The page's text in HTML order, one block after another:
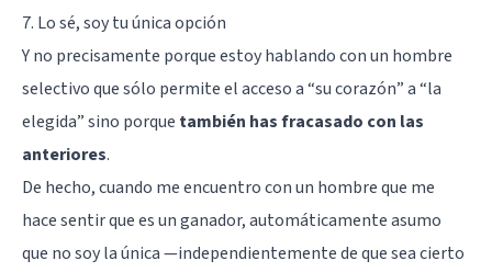
7. Lo sé, soy tu única opción
Y no precisamente porque estoy hablando con un hombre
selectivo que sólo permite el acceso a “su corazón” a “la
elegida” sino porque también has fracasado con las
anteriores.
De hecho, cuando me encuentro con un hombre que me
hace sentir que es un ganador, automáticamente asumo
que no soy la única —independientemente de que sea cierto